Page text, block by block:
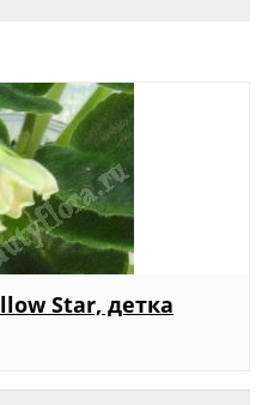
Star, детка